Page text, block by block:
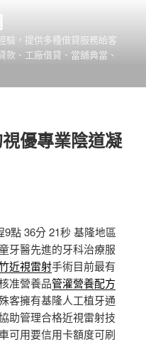
驗，提供多種借貸服務給客
、工廠借貸、當舖典當、
優專業陰道凝
點 36分 21秒 基隆地區
牙醫先進的牙科治療服
近視雷射手術目前最有
准營養品管灌營養配方
客擁有基隆人工植牙通
助管理合格近視雷射技
可用要信用卡額度可刷